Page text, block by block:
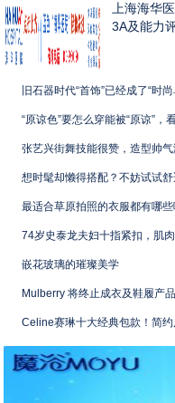
上海海华
3A及能力
旧石器时代“首饰”已经成了“时
“原谅色”要怎么穿能被“原谅”，
张艺兴街舞技能很赞，造型帅
想时髦却懒得搭配？不妨试试
最适合草原拍照的衣服都有哪些
74岁史泰龙夫妇十指紧扣，肌
嵌花玻璃的璀璨美学
Mulberry 将终止成衣及鞋履产
Celine赛琳十大经典包款！简